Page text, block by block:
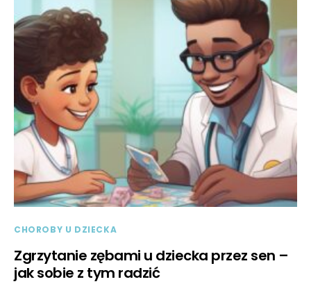
CHOROBY U DZIECKA
Zgrzytanie zębami u dziecka przez sen –
jak sobie z tym radzić